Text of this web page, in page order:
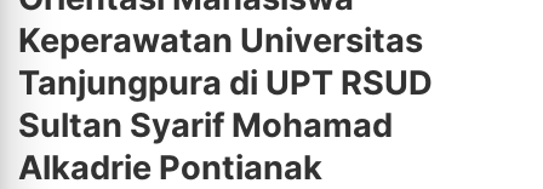
Keperawatan Universitas
Tanjungpura di UPT RSUD
Sultan Syarif Mohamad
Alkadrie Pontianak